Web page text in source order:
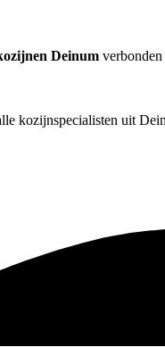
Deinum
kozijnspecialisten uit